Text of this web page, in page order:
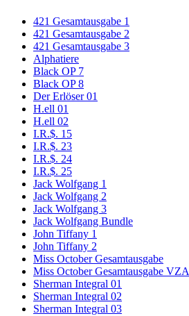
421 Gesamtausgabe 1
421 Gesamtausgabe 2
421 Gesamtausgabe 3
Alphatiere
Black OP 7
Black OP 8
Der Erlöser 01
H.ell 01
H.ell 02
I.R.$. 15
I.R.$. 23
I.R.$. 24
I.R.$. 25
Jack Wolfgang 1
Jack Wolfgang 2
Jack Wolfgang 3
Jack Wolfgang Bundle
John Tiffany 1
John Tiffany 2
Miss October Gesamtausgabe
Miss October Gesamtausgabe VZA
Sherman Integral 01
Sherman Integral 02
Sherman Integral 03